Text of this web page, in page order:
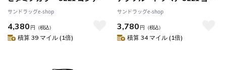
サンドラッグe-shop
4,380 円 （税込）
積算 39 マイル (1倍)
ルド シャンプー 500ml
サンドラッグe-shop
3,780 円 （税込）
積算 34 マイル (1倍)